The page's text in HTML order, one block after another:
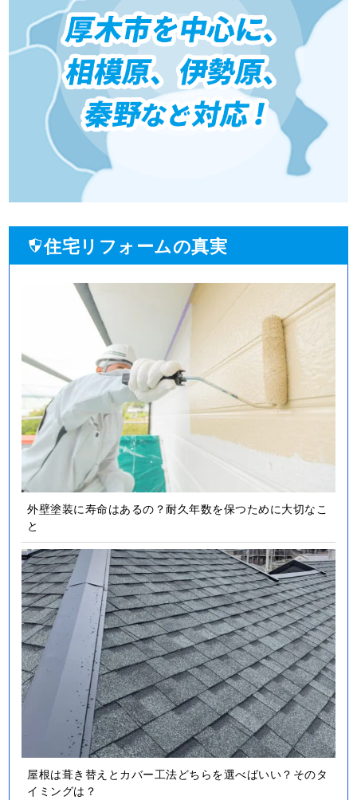
住宅リフォームの真実
外壁塗装に寿命はあるの？耐久年数を保つために大切なこ
と
屋根は葺き替えとカバー工法どちらを選べばいい？そのタ
イミングは？